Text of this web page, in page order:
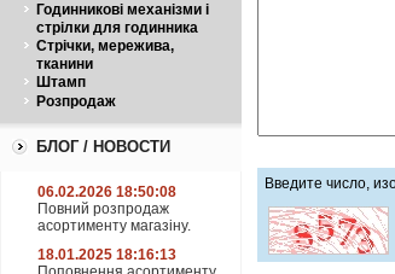
Годинникові механізми і
стрілки для годинника
Стрічки, мережива,
тканини
Штамп
Розпродаж
БЛОГ / НОВОСТИ
06.02.2026 18:50:08
Повний розпродаж
асортименту магазіну.
18.01.2025 18:16:13
Введите число,